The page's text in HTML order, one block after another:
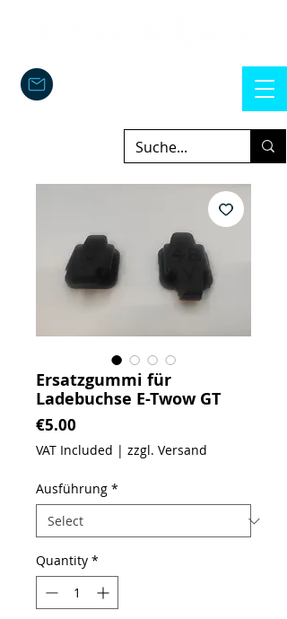
Ersatzgummi für
Ladebuchse E-Twow GT
€5.00
VAT Included | zzgl. Versand
Ausführung *
Quantity *